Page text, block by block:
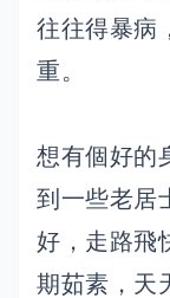
往往得暴病
重。
想有個好的
到一些老居
好，走路飛
期茹素，天